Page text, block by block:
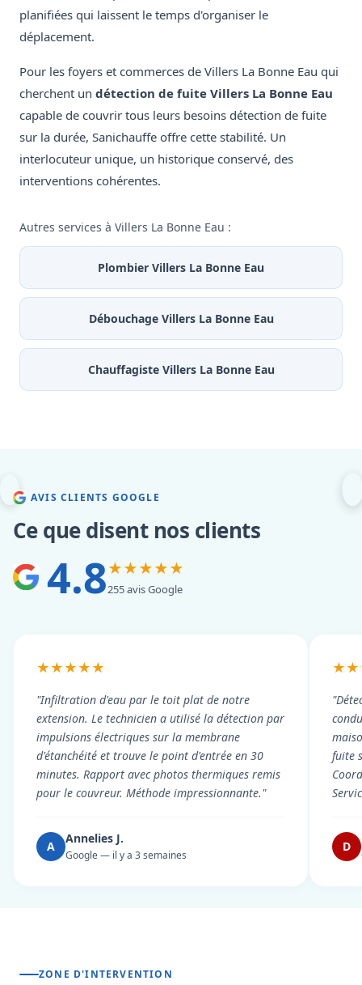
planifiées qui laissent le temps d'organiser le
déplacement.
Pour les foyers et commerces de Villers La Bonne Eau qui
cherchent un détection de fuite Villers La Bonne Eau
capable de couvrir tous leurs besoins détection de fuite
sur la durée, Sanichauffe offre cette stabilité. Un
interlocuteur unique, un historique conservé, des
interventions cohérentes.
Autres services à Villers La Bonne Eau :
Plombier Villers La Bonne Eau
Débouchage Villers La Bonne Eau
Chauffagiste Villers La Bonne Eau
AVIS CLIENTS GOOGLE
Ce que disent nos clients
4.8★★★★★
255 avis Google
★★★★★
"Infiltration d'eau par le toit plat de notre
extension. Le technicien a utilisé la détection par
impulsions électriques sur la membrane
d'étanchéité et trouve le point d'entrée en 30
minutes. Rapport avec photos thermiques remis
pour le couvreur. Méthode impressionnante."
A
Annelies J.
Google — il y a 3 semaines
fuite
D
ZONE D'INTERVENTION